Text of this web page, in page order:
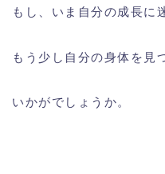
もし、いま自分の成長に
もう少し自分の身体を見
いかがでしょうか。